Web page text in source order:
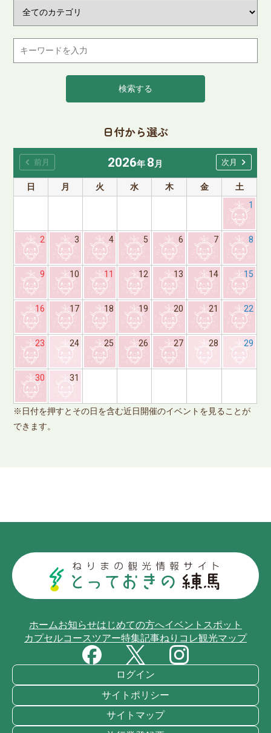
日付から選ぶ
2026年8月
日
月 火 水 木 金
土
1
2 3 4 5 6 7 8
9 10 11 12 13 14 15
16 17 18 19 20 21 22
23 24 25 26 27 28 29
30 31
※日付を押すとその日を含む近日開催のイベントを見ることが
できます。
chevron_left 前月 次月 chevron_right
検索する
ホームお知らせはじめての方へイベントスポット
カプセルコースツアー特集記事ねりコレ観光マップ
ログイン
サイトポリシー
サイトマップ